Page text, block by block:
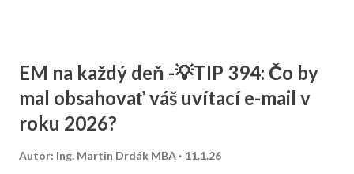
zrejmé, kto informáciu poskytuje a prečo by jej mal
používateľ veriť, AI ju radšej nepoužije. Z pohľadu LLMO
(Large Language Model Optimization) je E-E-A-T mostom
odpovediach. Nestačí mať dobré články. Je potrebné mať
EM na každý deň -💡TIP 394: Čo by
mal obsahovať váš uvítací e-mail v
roku 2026?
Autor: Ing. Martin Drdák MBA 11.1.26